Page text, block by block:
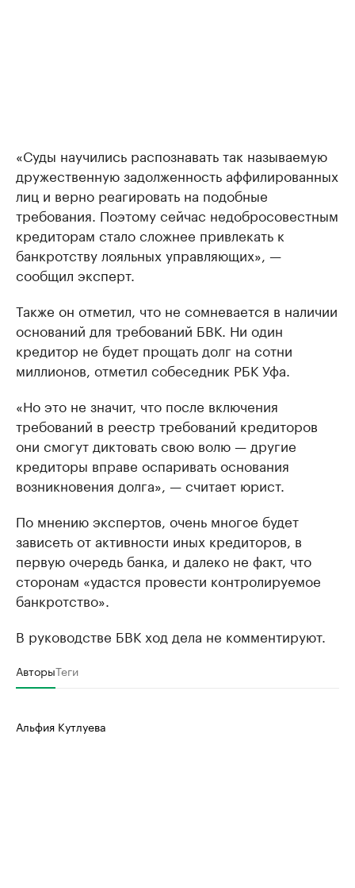
«Суды научились распознавать так называемую
дружественную задолженность аффилированных
лиц и верно реагировать на подобные
требования. Поэтому сейчас недобросовестным
кредиторам стало сложнее привлекать к
банкротству лояльных управляющих», —
сообщил эксперт.
Также он отметил, что не сомневается в наличии
оснований для требований БВК. Ни один
кредитор не будет прощать долг на сотни
миллионов, отметил собеседник РБК Уфа.
«Но это не значит, что после включения
требований в реестр требований кредиторов
они смогут диктовать свою волю — другие
кредиторы вправе оспаривать основания
возникновения долга», — считает юрист.
По мнению экспертов, очень многое будет
зависеть от активности иных кредиторов, в
первую очередь банка, и далеко не факт, что
сторонам «удастся провести контролируемое
банкротство».
В руководстве БВК ход дела не комментируют.
АвторыТеги
Альфия Кутлуева